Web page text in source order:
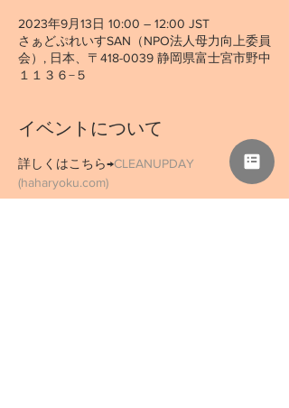
2023年9月13日 10:00 – 12:00 JST
さぁどぷれいすSAN（NPO法人母力向上委員
会）, 日本、〒418-0039 静岡県富士宮市野中
１１３６−５
イベントについて
詳しくはこちら→CLEANUPDAY
(haharyoku.com)